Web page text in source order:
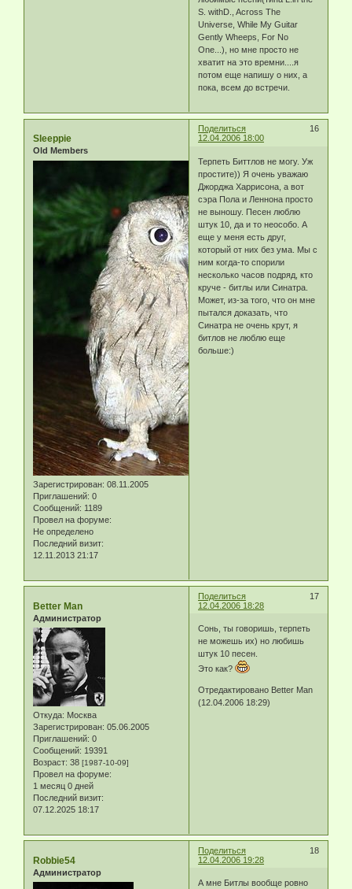
S. withD., Across The
Universe, While My Guitar
Gently Wheeps, For No
One...), но мне просто не
хватит на это времни....я
потом еще напишу о них, а
пока, всем до встречи.
Поделиться
16
12.04.2006 18:00
Sleeppie
Old Members
Зарегистрирован: 08.11.2005
Приглашений: 0
Сообщений: 1189
Провел на форуме:
Не определено
Последний визит:
12.11.2013 21:17
Терпеть Биттлов не могу. Уж
простите)) Я очень уважаю
Джорджа Харрисона, а вот
сэра Пола и Леннона просто
не выношу. Песен люблю
штук 10, да и то неособо. А
еще у меня есть друг,
который от них без ума. Мы с
ним когда-то спорили
несколько часов подряд, кто
круче - битлы или Синатра.
Может, из-за того, что он мне
пытался доказать, что
Синатра не очень крут, я
битлов не люблю еще
больше:)
Поделиться
17
12.04.2006 18:28
Better Man
Администратор
Откуда: Москва
Зарегистрирован: 05.06.2005
Приглашений: 0
Сообщений: 19391
Возраст: 38 [1987-10-09]
Провел на форуме:
1 месяц 0 дней
Последний визит:
07.12.2025 18:17
Сонь, ты говоришь, терпеть
не можешь их) но любишь
штук 10 песен.
Это как?
Отредактировано Better Man
(12.04.2006 18:29)
Поделиться
18
12.04.2006 19:28
Robbie54
Администратор
А мне Битлы вообще ровно